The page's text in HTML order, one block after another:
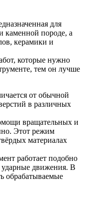
для
каменной породе, а
керамики и
которые нужно
тем он лучше
от обычной
в различных
вращательных и
Этот режим
материалах
работает подобно
ударные движения. В
обрабатываемые